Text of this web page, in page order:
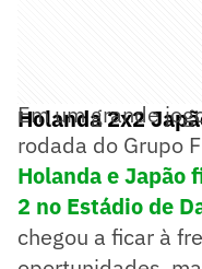
Holanda 2x2
Em um grande
rodada do Grupo
Holanda e Japão
2 no Estádio de
chegou a ficar à